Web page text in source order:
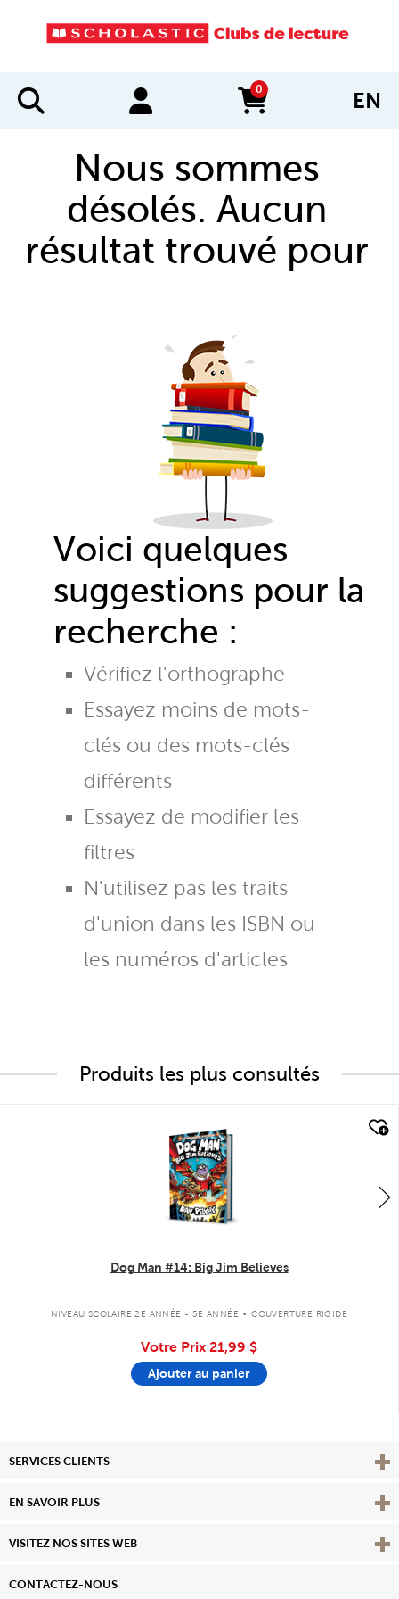
0
items in cart EN
Nous sommes
désolés. Aucun
résultat trouvé pour
Voici quelques
suggestions pour la
recherche :
Vérifiez l'orthographe
Essayez moins de mots-
clés ou des mots-clés
différents
Essayez de modifier les
filtres
N'utilisez pas les traits
d'union dans les ISBN ou
les numéros d'articles
Produits les plus consultés
Dog Man #14: Big Jim Believes
NIVEAU SCOLAIRE 2E ANNÉE - 5E ANNÉE . COUVERTURE RIGIDE
Votre Prix 21,99 $
Ajouter au panier
SERVICES CLIENTS
EN SAVOIR PLUS View
VISITEZ NOS SITES WEB
CONTACTEZ-NOUS